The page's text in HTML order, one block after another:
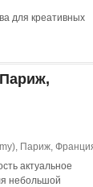
для креативных
актуальное
небольшой